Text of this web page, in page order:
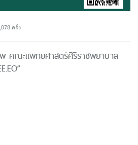
ครั้ง
คณะแพทยศาสตร์ศิริราชพยาบาล